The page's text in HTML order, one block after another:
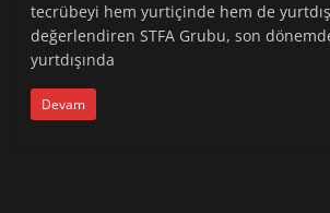
tecrübeyi hem yurtiçinde hem de
değerlendiren STFA Grubu, son
yurtdışında
Devam